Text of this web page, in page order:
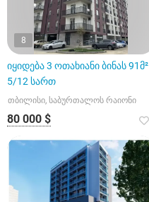
8
იყიდება 3 ოთახიანი ბინას 91მ²
5/12 სართ
თბილისი, საბურთალოს რაიონი
80 000 $